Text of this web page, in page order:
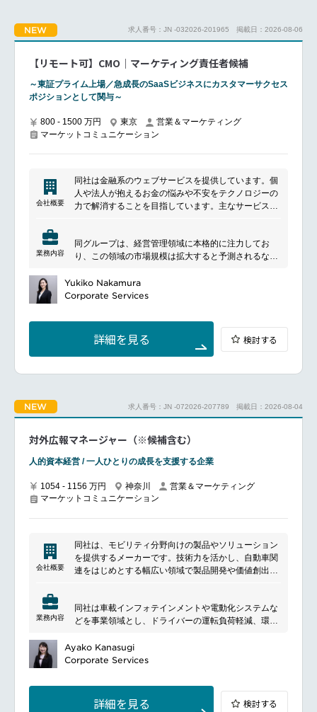
Improve campaign performances through A/B testing,
segmentation, and user survey insights
Build trust and collaborate with Product, Live
Operations, Product Marketing, Data Science,
Community, and Design teams to align in-game
direct communication
Collaborate with Engineering teams to ideate, test,
Act as a driver of culture on the team, fostering
learning, collaboration, player centricity, and
excellence with an outcome oriented mindset
━━━━━━━━━━━━━━━#spotlightjob1
NEW 求人番号：JN -032026-201965 掲載日：2026-08-06
【リモート可】CMO｜マーケティング責任者候補
～東証プライム上場／急成長のSaaSビジネスにカスタマーサクセス
ポジションとして関与～
800 - 1500 万円 東京
営業＆マーケティング
マーケットコミュニケーション
会社概要
同社は金融系のウェブサービスを提供しています。個
人や法人が抱えるお金の悩みや不安をテクノロジーの
力で解消することを目指しています。主なサービスに
ます。法人向けにはクラウドサービスや企業間後払い
決済サービスを提供しています。
業務内容
同グループは、経営管理領域に本格的に注力してお
り、この領域の市場規模は拡大すると予測されるな
この成長フェーズにおいて、事業拡大を力強く推進す
るマーケティング戦略の立案・実行責任者を募集しま
━━━━━━━━━━━━━━━
■ポジションについて
同社の提供する全てのサービスに対するマーケティン
グ戦略の立案と実行を統括し、事業目標達成にコミッ
ティング戦略の設計、予算策定、および実行管理
たリードジェネレーションおよびナーチャリング戦略
の立案と実行
コンサルティング部門やセールス部門（セールス本
実行
企業ブランド確立および認知度向上のための広報戦
■魅力ポイント
事業成長の最前線で戦略を牽引
マーケティング戦略全体をリードし、組織の成長を牽
引できます。
クラウドからさらにAIへと進化するSaaS事業におい
て、AIを活用したサービスのマーケティングに携わ
マーケティングで得たスキルとプロダクトの知見を活
Yukiko Nakamura
Corporate Services
詳細を見る 検討する
NEW 求人番号：JN -072026-207789 掲載日：2026-08-04
対外広報マネージャー（※候補含む）
人的資本経営 / 一人ひとりの成長を支援する企業
1054 - 1156 万円 神奈川
営業＆マーケティング
マーケットコミュニケーション
会社概要
同社は、モビリティ分野向けの製品やソリューション
を提供するメーカーです。技術力を活かし、自動車関
連をはじめとする幅広い領域で製品開発や価値創出に
変化する市場ニーズに対応しながら、持続可能な社会
の実現とモビリティの進化に貢献しています。
業務内容
同社は車載インフォテインメントや電動化システムな
どを事業領域とし、ドライバーの運転負荷軽減、環境
供する企業です。
そんな同社にて、豊富な対外広報の実務経験を持ち、
ードしていただけるマネージャーを募集いたします。
━━━━━━━━━━━━━━━
■ポジションについて
Ayako Kanasugi
Corporate Services
詳細を見る 検討する